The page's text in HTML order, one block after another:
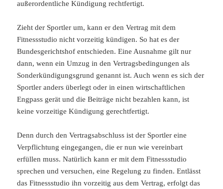
außerordentliche Kündigung rechtfertigt.
Zieht der Sportler um, kann er den Vertrag mit dem
Fitnessstudio nicht vorzeitig kündigen. So hat es der
Bundesgerichtshof entschieden. Eine Ausnahme gilt nur
dann, wenn ein Umzug in den Vertragsbedingungen als
Sonderkündigungsgrund genannt ist. Auch wenn es sich der
Sportler anders überlegt oder in einen wirtschaftlichen
Engpass gerät und die Beiträge nicht bezahlen kann, ist
keine vorzeitige Kündigung gerechtfertigt.
Denn durch den Vertragsabschluss ist der Sportler eine
Verpflichtung eingegangen, die er nun wie vereinbart
erfüllen muss. Natürlich kann er mit dem Fitnessstudio
sprechen und versuchen, eine Regelung zu finden. Entlässt
das Fitnessstudio ihn vorzeitig aus dem Vertrag, erfolgt das